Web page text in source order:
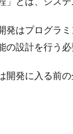
発はプログラ
の設計を行う必
開発に入る前